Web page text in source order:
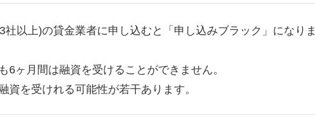
以上)の貸金業者に申し込むと「申し込みブラック」になりま
6ヶ月間は融資を受けることができません。
資を受けれる可能性が若干あります。